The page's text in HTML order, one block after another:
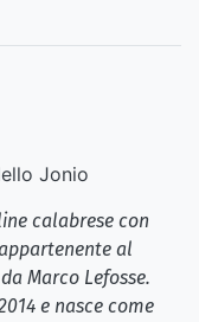
Jonio
calabrese con
al
Marco Lefosse.
e nasce come